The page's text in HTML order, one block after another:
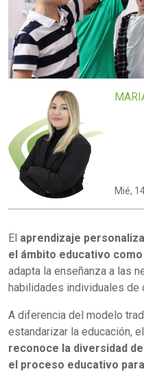
Mié,
El aprendizaje
el ámbito educativo
adapta la enseñanza a las
habilidades individuales de
A diferencia del modelo
estandarizar la educación, el
reconoce la diversidad
el proceso educativo